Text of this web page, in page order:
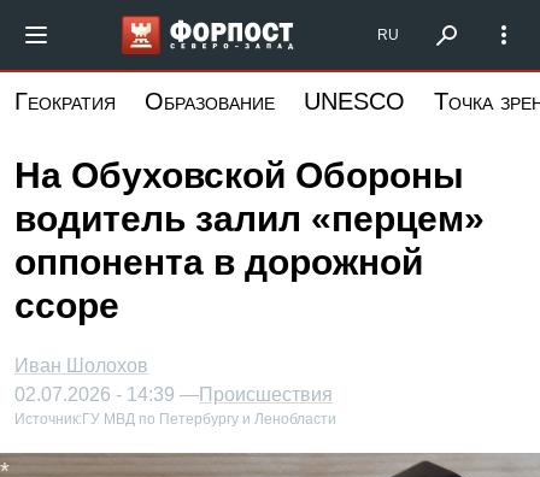
основному
Форпост Северо-Запад
RU
Геократия Образование UNESCO Точка
На Обуховской Обороны
водитель залил «перцем»
оппонента в дорожной
ссоре
Иван Шолохов
02.07.2026 - 14:39 —Происшествия
Источник: ГУ МВД по Петербургу и Ленобласти